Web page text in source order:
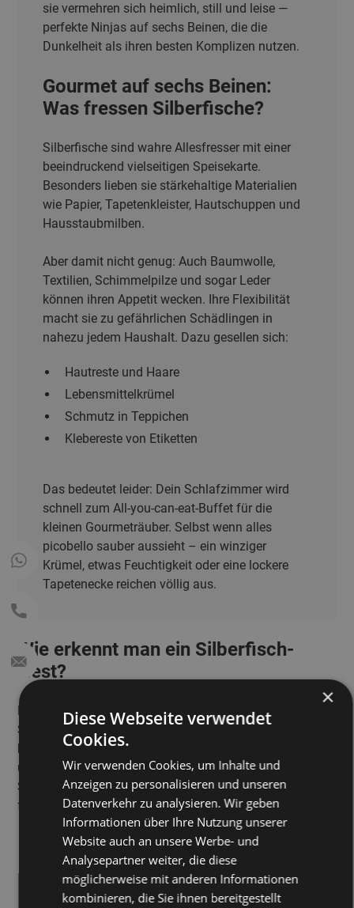
sie vermehren sich heimlich, still und leise —
perfekte Ninjas auf sechs Beinen, die die
Dunkelheit als ihren besten Komplizen nutzen.
Gourmet auf sechs Beinen:
Was fressen Silberfische?
Silberfische sind wahre Allesfresser mit einer
beeindruckend vielseitigen Speisekarte.
Besonders lieben sie stärkehaltige Materialien
wie Papier, Tapetenkleister, Hautschuppen und
Hausstaubmilben.
Aber damit nicht genug: Auch Baumwolle,
Textilien, Schimmelpilze und sogar Leder
können ihren Appetit wecken. Ihre Flexibilität
macht sie zu gefährlichen Schädlingen in
nahezu jedem Haushalt. Dazu gesellen sich:
Hautreste und Haare
Lebensmittelkrümel
Schmutz in Teppichen
Klebereste von Etiketten
Das bedeutet leider: Dein Schlafzimmer wird
schnell zum All-you-can-eat-Buffet für die
kleinen Gourmeträuber. Selbst wenn alles
picobello sauber aussieht – ein winziger
Krümel, etwas Feuchtigkeit oder eine lockere
Tapetenecke reichen völlig aus.
Wie erkennt man ein Silberfisch-
Nest?
Die Antwort auf „Woher kommen Silberfische im
Schlafzimmer?“ könnte lauten: direkt aus einem
hinter deiner Kommode! Ein solches Nest bleibt oft lange
unbemerkt, bis es sich plötzlich durch einen vermehrten
Silberfischbefall bemerkbar macht. Typische Anzeichen
für ein Nest sind:
Häufige Sichtungen von Silberfischen an derselben
Stelle
Kleine Schuppenrückstände auf dem Boden oder an
×
Diese Webseite verwendet
Cookies.
Wir verwenden Cookies, um Inhalte und
Anzeigen zu personalisieren und unseren
Datenverkehr zu analysieren. Wir geben
Informationen über Ihre Nutzung unserer
Website auch an unsere Werbe- und
Analysepartner weiter, die diese
möglicherweise mit anderen Informationen
kombinieren, die Sie ihnen bereitgestellt